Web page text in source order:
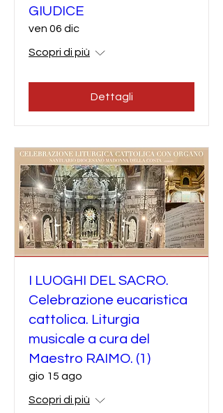
GIUDICE
ven 06 dic
Scopri di più
Dettagli
I LUOGHI DEL SACRO.
Celebrazione eucaristica
cattolica. Liturgia
musicale a cura del
Maestro RAIMO. (1)
gio 15 ago
Scopri di più